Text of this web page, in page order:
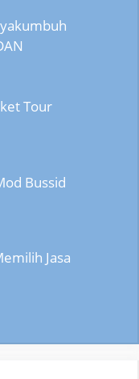
Tour
Bussid
Jasa